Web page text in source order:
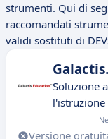
strumenti. Qui di
raccomandati
validi sostituti di
Soluzione
Versione